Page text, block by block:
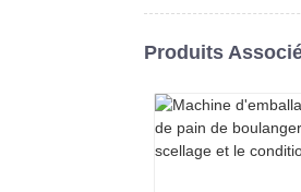
Produits